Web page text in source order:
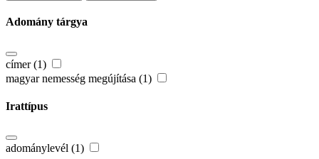
Adomány tárgya
címer (1)
magyar nemesség megújítása (1)
Irattípus
adománylevél (1)